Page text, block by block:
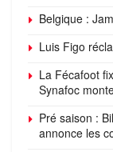
Belgique :
Luis Figo
La Fécafoot
Synafoc
Pré saison :
annonce les